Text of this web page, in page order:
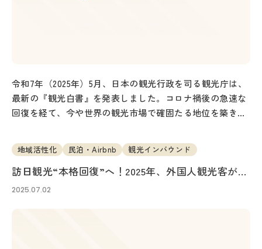
令和7年（2025年）5月、日本の観光行政を司る観光庁は、
最新の『観光白書』を発表しました。コロナ禍後の急速な
回復を経て、今や世界の観光市場で確固たる地位を築きつ
地域活性化 民泊・Airbnb 観光インバウンド
訪日観光“本格回復”へ！2025年、外国人観光客が今
求めている「日本らしさ」とは？
2025.07.02